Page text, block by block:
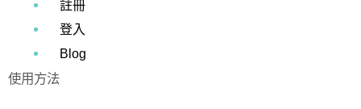
註冊
登入
Blog
使用方法